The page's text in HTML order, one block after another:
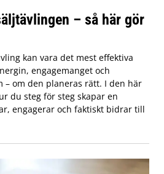
– så här gör
kan vara det mest effektiva
engagemanget och
om den planeras rätt. I den här
du steg för steg skapar en
engagerar och faktiskt bidrar till